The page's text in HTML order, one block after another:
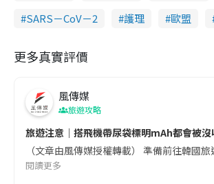
SARS－CoV－2
護理 歐盟
更多真實評價
風傳媒
旅遊攻略
旅遊注意｜搭飛機帶尿袋標明mAh都會被
（文章由風傳媒授權轉載） 準備前往韓
閱讀更多